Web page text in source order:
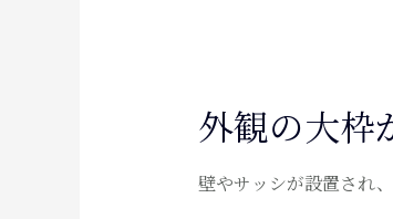
外観の大枠
壁やサッシが設置され